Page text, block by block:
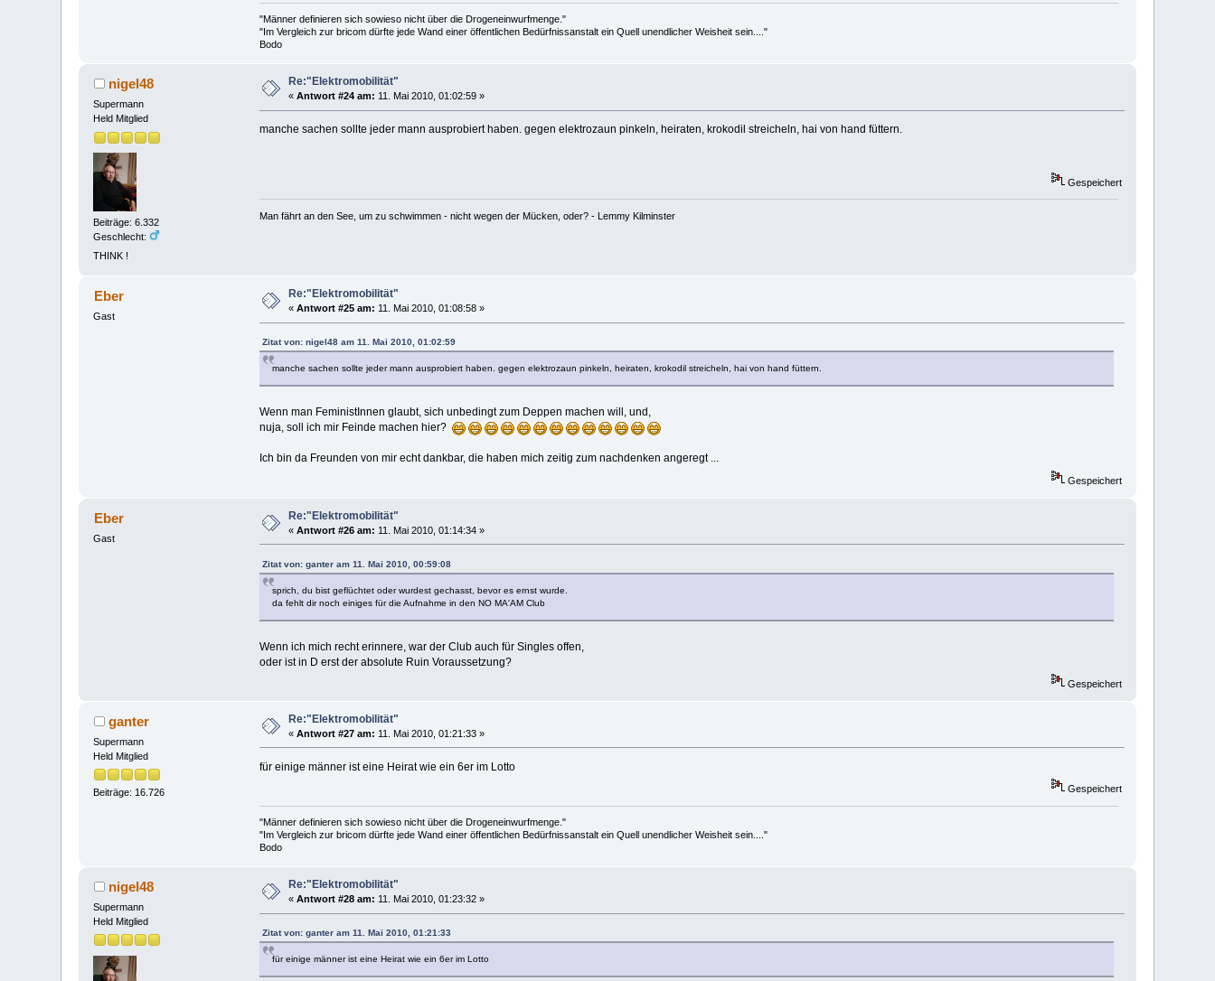
"Männer definieren sich sowieso nicht über die Drogeneinwurfmenge."
"Im Vergleich zur bricom dürfte jede Wand einer öffentlichen Bedürfnissanstalt ein Quell unendlicher Weisheit sein...."
Bodo
nigel48
Supermann
Held Mitglied
Beiträge: 6.332
Geschlecht:
THINK !
Re:"Elektromobilität"
«Antwort #24 am: 11. Mai 2010, 01:02:59 »
manche sachen sollte jeder mann ausprobiert haben. gegen elektrozaun pinkeln, heiraten, krokodil streicheln, hai von hand füttern.
Gespeichert
Man fährt an den See, um zu schwimmen - nicht wegen der Mücken, oder? - Lemmy Kilminster
Eber
Gast
Re:"Elektromobilität"
«Antwort #25 am: 11. Mai 2010, 01:08:58 »
Zitat von: nigel48 am 11. Mai 2010, 01:02:59
manche sachen sollte jeder mann ausprobiert haben. gegen elektrozaun pinkeln, heiraten, krokodil streicheln, hai von hand füttern.
Wenn man FeministInnen glaubt, sich unbedingt zum Deppen machen will, und,
nuja, soll ich mir Feinde machen hier?
Ich bin da Freunden von mir echt dankbar, die haben mich zeitig zum nachdenken angeregt ...
Gespeichert
Eber
Gast
Re:"Elektromobilität"
«Antwort #26 am: 11. Mai 2010, 01:14:34 »
Zitat von: ganter am 11. Mai 2010, 00:59:08
sprich, du bist geflüchtet oder wurdest gechasst, bevor es ernst wurde.
da fehlt dir noch einiges für die Aufnahme in den NO MA'AM Club
Wenn ich mich recht erinnere, war der Club auch für Singles offen,
oder ist in D erst der absolute Ruin Voraussetzung?
Gespeichert
ganter
Supermann
Held Mitglied
Beiträge: 16.726
Re:"Elektromobilität"
«Antwort #27 am: 11. Mai 2010, 01:21:33 »
für einige männer ist eine Heirat wie ein 6er im Lotto
Gespeichert
"Männer definieren sich sowieso nicht über die Drogeneinwurfmenge."
"Im Vergleich zur bricom dürfte jede Wand einer öffentlichen Bedürfnissanstalt ein Quell unendlicher Weisheit sein...."
Bodo
nigel48
Supermann
Held Mitglied
Re:"Elektromobilität"
«Antwort #28 am: 11. Mai 2010, 01:23:32 »
Zitat von: ganter am 11. Mai 2010, 01:21:33
für einige männer ist eine Heirat wie ein 6er im Lotto